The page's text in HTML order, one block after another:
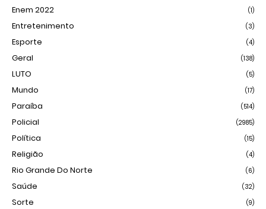
Enem 2022 (1)
Entretenimento (3)
Esporte (4)
Geral (138)
LUTO (5)
Mundo (17)
Paraíba (514)
Policial (2985)
Política (15)
Religião (4)
Rio Grande Do Norte (6)
Saúde (32)
Sorte (9)